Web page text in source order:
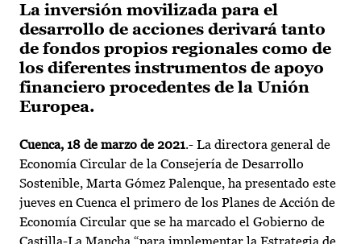
La inversión movilizada para el
desarrollo de acciones derivará tanto
de fondos propios regionales como de
los diferentes instrumentos de apoyo
financiero procedentes de la Unión
Europea.
Cuenca, 18 de marzo de 2021.- La directora general de
Economía Circular de la Consejería de Desarrollo
Sostenible, Marta Gómez Palenque, ha presentado este
jueves en Cuenca el primero de los Planes de Acción de
Economía Circular que se ha marcado el Gobierno de